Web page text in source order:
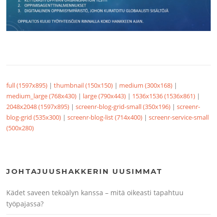
full (1597x895) |thumbnail (150x150) | medium (300x168) |
medium_large (768x430) | large (790x443) | 1536x1536 (1536x861) |
2048x2048 (1597x895) |screenr-blog-grid-small (350x196) |screenr-
blog-grid (535x300) |screenr-blog-list (714x400) |screenr-service-small
(500x280)
JOHTAJUUSHAKKERIN UUSIMMAT
Kädet saveen tekoälyn kanssa – mitä oikeasti tapahtuu
työpajassa?